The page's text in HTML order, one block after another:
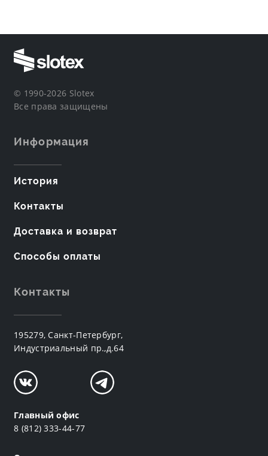
© 1990-2026 Slotex
Все права защищены
Информация
История
Контакты
Доставка и возврат
Способы оплаты
Контакты
195279, Санкт-Петербург,
Индустриальный пр.,д.64
Главный офис
8 (812) 333-44-77